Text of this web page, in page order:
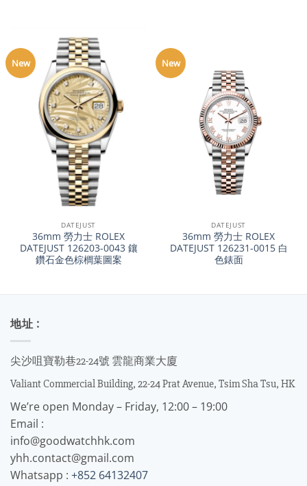
New
DATEJUST
36mm 勞力士 ROLEX
DATEJUST 126203-0043 鑲
鑽石金色棕櫚葉圖案
New
DATEJUST
36mm 勞力士 ROLEX
DATEJUST 126231-0015 白
色錶面
地址 :
尖沙咀寶勒巷22-24號 雲龍商業大廈
Valiant Commercial Building, 22-24 Prat Avenue, Tsim Sha Tsu, HK
We’re open Monday – Friday, 12:00 – 19:00
Email :
info@goodwatchhk.com
yhh.contact@gmail.com
Whatsapp : +852 64132407